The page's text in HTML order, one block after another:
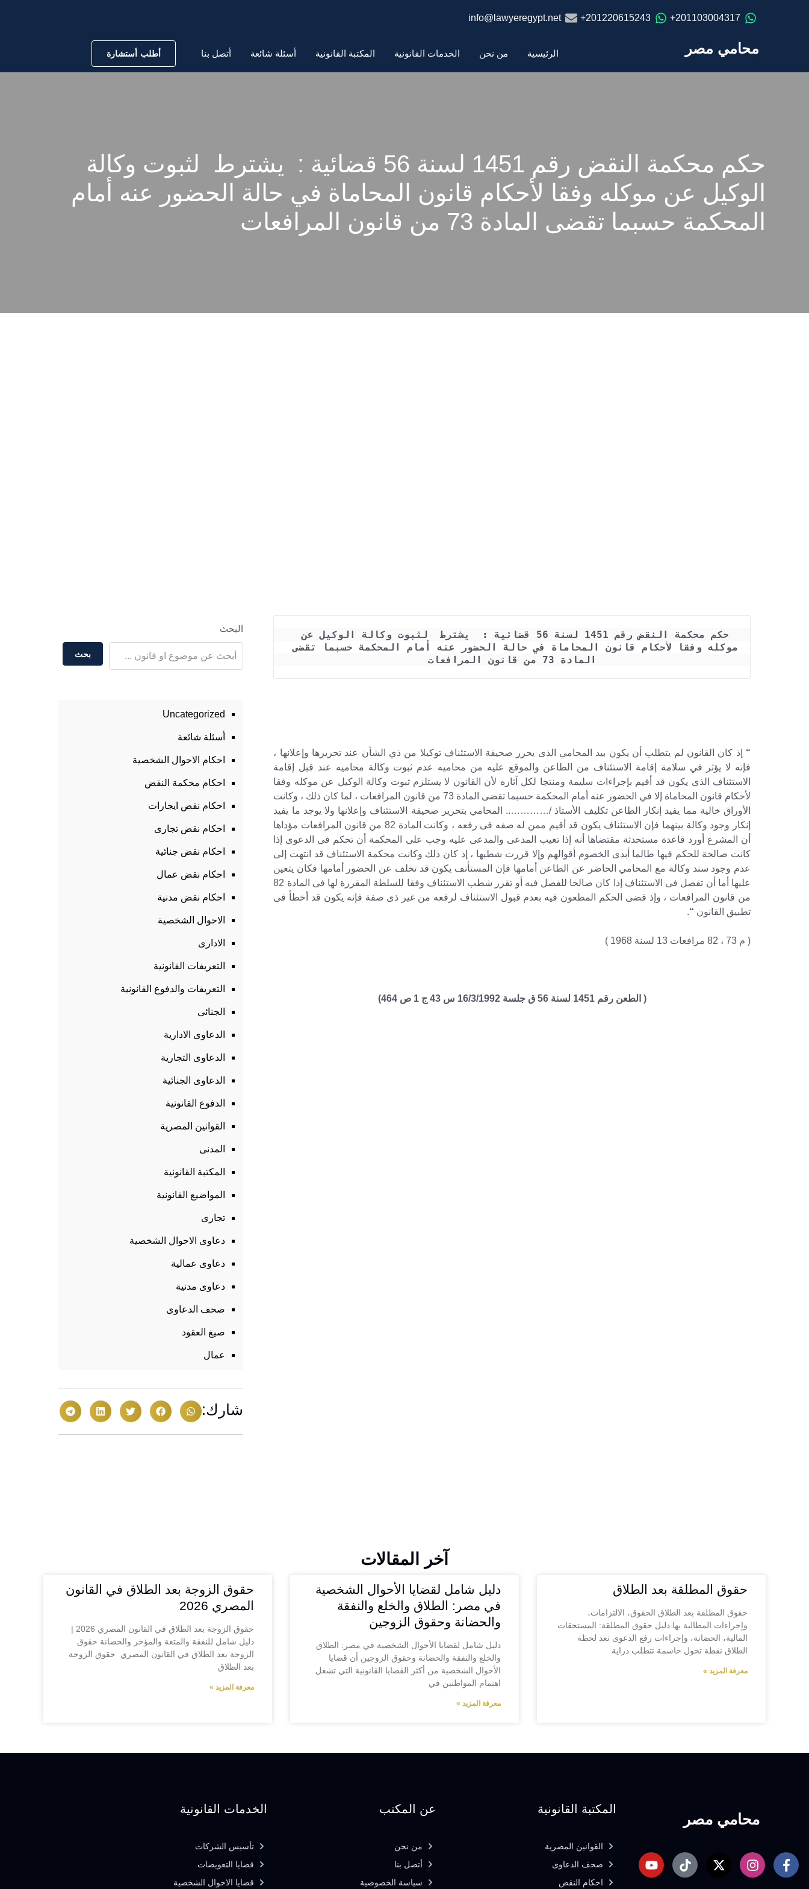
201103004317+
201220615243+
info@lawyeregypt.net
محامي مصر الرئيسية من نحن الخدمات القانونية المكتبة القانونية أسئلة شائعة أتصل بنا أطلب أستشارة
حكم محكمة النقض رقم 1451 لسنة 56 قضائية : يشترط لثبوت وكالة
الوكيل عن موكله وفقا لأحكام قانون المحاماة في حالة الحضور عنه أمام
المحكمة حسبما تقضى المادة 73 من قانون المرافعات
حكم محكمة النقض رقم 1451 لسنة 56 قضائية :  يشترط  لثبوت وكالة الوكيل عن
موكله وفقا لأحكام قانون المحاماة في حالة الحضور عنه أمام المحكمة حسبما تقضى
المادة 73 من قانون المرافعات
“ إذ كان القانون لم يتطلب أن يكون بيد المحامي الذى يحرر صحيفة الاستئناف توكيلا من ذي الشأن عند تحريرها وإعلانها ،
فإنه لا يؤثر في سلامة إقامة الاستئناف من الطاعن والموقع عليه من محاميه عدم ثبوت وكالة محاميه عند قبل إقامة
الاستئناف الذى يكون قد أقيم بإجراءات سليمة ومنتجا لكل آثاره لأن القانون لا يستلزم ثبوت وكالة الوكيل عن موكله وفقا
لأحكام قانون المحاماة إلا في الحضور عنه أمام المحكمة حسبما تقضى المادة 73 من قانون المرافعات ، لما كان ذلك ، وكانت
الأوراق خالية مما يفيد إنكار الطاعن تكليف الأستاذ /………….. المحامي بتحرير صحيفة الاستئناف وإعلانها ولا يوجد ما يفيد
إنكار وجود وكالة بينهما فإن الاستئناف يكون قد أقيم ممن له صفه فى رفعه ، وكانت المادة 82 من قانون المرافعات مؤداها
أن المشرع أورد قاعدة مستحدثة مقتضاها أنه إذا تغيب المدعى والمدعى عليه وجب على المحكمة أن تحكم فى الدعوى إذا
كانت صالحة للحكم فيها طالما أبدى الخصوم أقوالهم وإلا قررت شطبها ، إذ كان ذلك وكانت محكمة الاستئناف قد انتهت إلى
عدم وجود سند وكالة مع المحامي الحاضر عن الطاعن أمامها فإن المستأنف يكون قد تخلف عن الحضور أمامها فكان يتعين
عليها أما أن تفصل فى الاستئناف إذا كان صالحا للفصل فيه أو تقرر شطب الاستئناف وفقا للسلطة المقررة لها فى المادة 82
من قانون المرافعات ، وإذ قضى الحكم المطعون فيه بعدم قبول الاستئناف لرفعه من غير ذى صفة فإنه يكون قد أخطأ فى
تطبيق القانون “
.
( م 73 ، 82 مرافعات 13 لسنة 1968 )
( الطعن رقم 1451 لسنة 56 ق جلسة 16/3/1992 س 43 ج 1 ص 464)
البحث
بحث
Uncategorized
أسئلة شائعة
احكام الاحوال الشخصية
احكام محكمة النقض
احكام نقض ايجارات
احكام نقض تجارى
احكام نقض جنائية
احكام نقض عمال
احكام نقض مدنية
الاحوال الشخصية
الادارى
التعريفات القانونية
التعريفات والدفوع القانونية
الجنائى
الدعاوى الادارية
الدعاوى التجارية
الدعاوى الجنائية
الدفوع القانونية
القوانين المصرية
المدنى
المكتبة القانونية
المواضيع القانونية
تجارى
دعاوى الاحوال الشخصية
دعاوى عمالية
دعاوى مدنية
صحف الدعاوى
صيغ العقود
عمال
شارك:
آخر المقالات
حقوق المطلقة بعد الطلاق
حقوق المطلقة بعد الطلاق الحقوق، الالتزامات،
وإجراءات المطالبة بها دليل حقوق المطلقة: المستحقات
المالية، الحضانة، وإجراءات رفع الدعوى تعد لحظة
الطلاق نقطة تحول حاسمة تتطلب دراية
معرفة المزيد »
دليل شامل لقضايا الأحوال الشخصية
في مصر: الطلاق والخلع والنفقة
والحضانة وحقوق الزوجين
دليل شامل لقضايا الأحوال الشخصية في مصر: الطلاق
والخلع والنفقة والحضانة وحقوق الزوجين أن قضايا
الأحوال الشخصية من أكثر القضايا القانونية التي تشغل
اهتمام المواطنين في
معرفة المزيد »
حقوق الزوجة بعد الطلاق في القانون
المصري 2026
حقوق الزوجة بعد الطلاق في القانون المصري 2026 |
دليل شامل للنفقة والمتعة والمؤخر والحضانة حقوق
الزوجة بعد الطلاق في القانون المصري حقوق الزوجة
بعد الطلاق
معرفة المزيد »
محامي مصر
المكتبة القانونية
القوانين المصرية
صحف الدعاوى
احكام النقض
عن المكتب
من نحن
أتصل بنا
سياسة الخصوصية
الخدمات القانونية
تأسيس الشركات
قضايا التعويضات
قضايا الاحوال الشخصية